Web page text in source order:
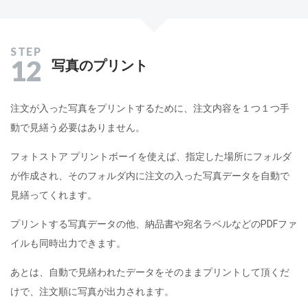
12 写真のプリント
注文が入った写真をプリントするために、注文内容を１つ１つ手
動で見繕う必要はありません。
フォトストア プリントボーイを使えば、指定した場所にフォルダ
が作成され、そのフォルダ内に注文の入った写真データを自動で
見繕ってくれます。
プリントする写真データの他、納品書や宛名ラベルなどのPDFファ
イルも同時出力できます。
あとは、自動で見繕われたデータをそのままプリントして頂くだ
けで、注文順に写真が出力されます。